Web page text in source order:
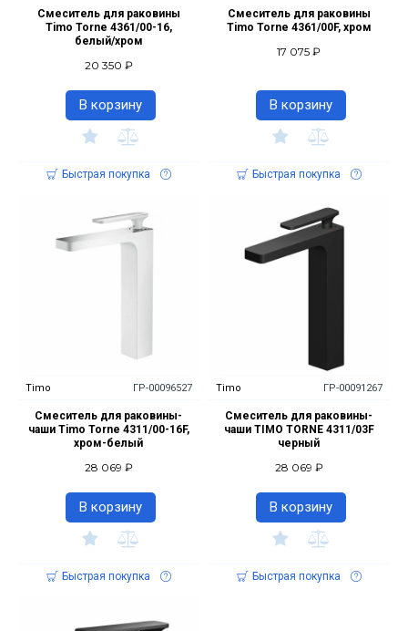
Смеситель для раковины
Timo Torne 4361/00-16,
белый/хром
20 350 ₽
В корзину
Быстрая покупка
Смеситель для раковины
Timo Torne 4361/00F, хром
17 075 ₽
В корзину
Быстрая покупка
Timo ГР-00096527
Смеситель для раковины-
чаши Timo Torne 4311/00-16F,
хром-белый
28 069 ₽
В корзину
Быстрая покупка
Timo ГР-00091267
Смеситель для раковины-
чаши TIMO TORNE 4311/03F
черный
28 069 ₽
В корзину
Быстрая покупка